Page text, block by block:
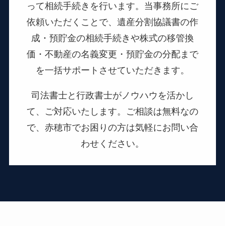
って相続手続きを行います。 当事務所にご
依頼いただくことで、遺産分割協議書の作
成・預貯金の相続手続きや株式の移管換
価・不動産の名義変更・預貯金の分配まで
を一括サポートさせていただきます。
司法書士と行政書士がノウハウを活かし
て、ご対応いたします。 ご相談は無料なの
で、赤穂市でお困りの方は気軽にお問い合
わせください。